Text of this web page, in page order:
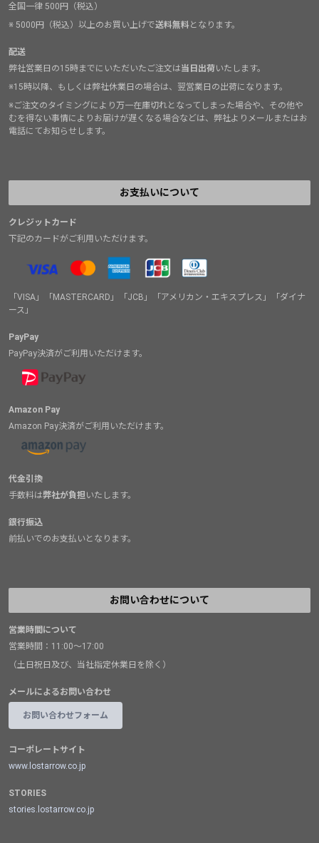
全国一律 500円（税込）
※ 5000円（税込）以上のお買い上げで送料無料となります。
配送
弊社営業日の15時までにいただいたご注文は当日出荷いたします。
※15時以降、もしくは弊社休業日の場合は、翌営業日の出荷になります。
※ご注文のタイミングにより万一在庫切れとなってしまった場合や、その他や
むを得ない事情によりお届けが遅くなる場合などは、弊社よりメールまたはお
電話にてお知らせします。
お支払いについて
クレジットカード
下記のカードがご利用いただけます。
「VISA」「MASTERCARD」「JCB」「アメリカン・エキスプレス」「ダイナ
ース」
PayPay
PayPay決済がご利用いただけます。
Amazon Pay
Amazon Pay決済がご利用いただけます。
代金引換
手数料は弊社が負担 いたします。
銀行振込
前払いでのお支払いとなります。
お問い合わせについて
営業時間について
営業時間：11:00～17:00
（土日祝日及び、当社指定休業日を除く）
メールによるお問い合わせ
お問い合わせフォーム
コーポレートサイト
www.lostarrow.co.jp
STORIES
stories.lostarrow.co.jp